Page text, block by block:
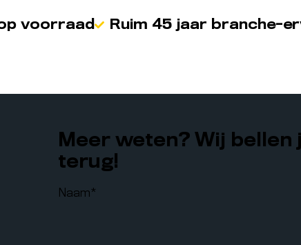
voorraad Ruim 45 jaar branche-
Meer weten? Wij bellen
terug!
Naam*